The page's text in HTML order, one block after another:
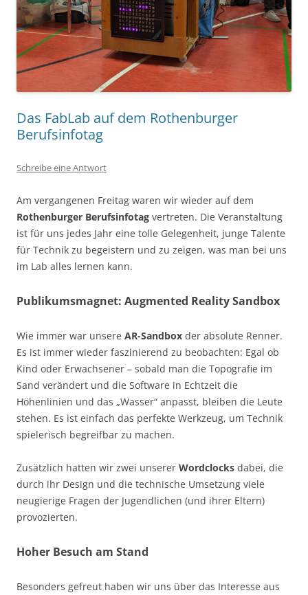
Das FabLab auf dem Rothenburger
Berufsinfotag
Schreibe eine Antwort
Am vergangenen Freitag waren wir wieder auf dem
Rothenburger Berufsinfotag vertreten. Die Veranstaltung
ist für uns jedes Jahr eine tolle Gelegenheit, junge Talente
für Technik zu begeistern und zu zeigen, was man bei uns
im Lab alles lernen kann.
Publikumsmagnet: Augmented Reality Sandbox
Wie immer war unsere AR-Sandbox der absolute Renner.
Es ist immer wieder faszinierend zu beobachten: Egal ob
Kind oder Erwachsener – sobald man die Topografie im
Sand verändert und die Software in Echtzeit die
Höhenlinien und das „Wasser“ anpasst, bleiben die Leute
stehen. Es ist einfach das perfekte Werkzeug, um Technik
spielerisch begreifbar zu machen.
Zusätzlich hatten wir zwei unserer Wordclocks dabei, die
durch ihr Design und die technische Umsetzung viele
neugierige Fragen der Jugendlichen (und ihrer Eltern)
provozierten.
Hoher Besuch am Stand
Besonders gefreut haben wir uns über das Interesse aus